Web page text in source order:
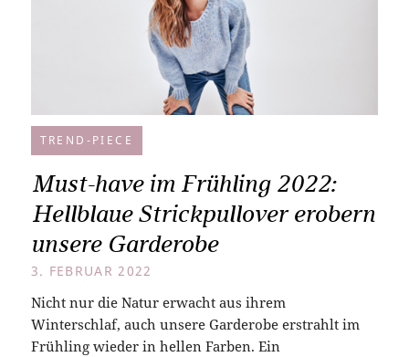
TREND-PIECE
Must-have im Frühling 2022:
Hellblaue Strickpullover erobern
unsere Garderobe
3. FEBRUAR 2022
Nicht nur die Natur erwacht aus ihrem
Winterschlaf, auch unsere Garderobe erstrahlt im
Frühling wieder in hellen Farben. Ein